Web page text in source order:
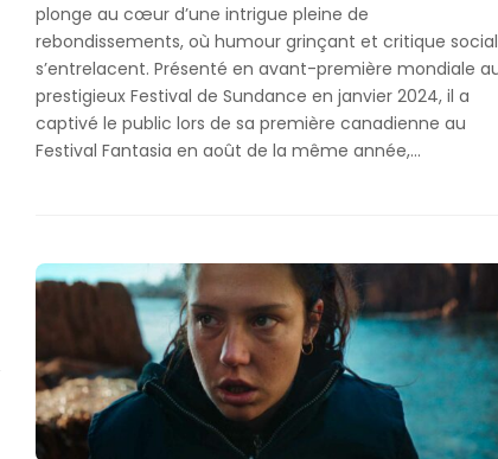
plonge au cœur d’une intrigue pleine de
rebondissements, où humour grinçant et critique
s’entrelacent. Présenté en avant-première mondiale
prestigieux Festival de Sundance en janvier 2024, il a
captivé le public lors de sa première canadienne au
Festival Fantasia en août de la même année,...